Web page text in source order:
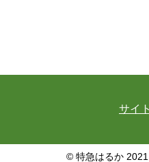
サイ
© 特急はるか